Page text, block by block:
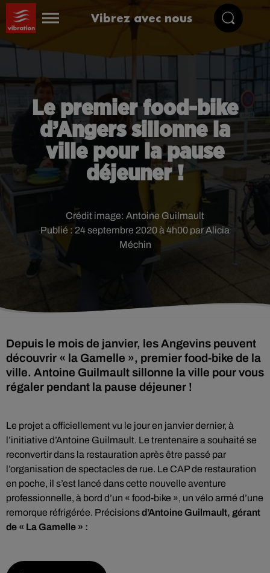
Vibrez avec nous
Le premier food-bike
d’Angers sillonne la
ville pour la pause
déjeuner !
Publié : 24 septembre 2020 à 4h00 par Alicia
Méchin
Crédit image: Antoine Guilmault
Depuis le mois de janvier, les Angevins peuvent
découvrir « la Gamelle », premier food-bike de la
ville. Antoine Guilmault sillonne la ville pour vous
régaler pendant la pause déjeuner !
Le projet a officiellement vu le jour en janvier dernier, à
l’initiative d’Antoine Guilmault. Le trentenaire a souhaité se
reconvertir dans la restauration après être passé par
l’organisation de spectacles de rue. Le CAP de restauration
en poche, il s’est lancé dans cette nouvelle aventure
professionnelle, à bord d’un « food-bike », un vélo armé d’une
remorque réfrigérée. Précisionsd’Antoine Guilmault, gérant
de « La Gamelle » :